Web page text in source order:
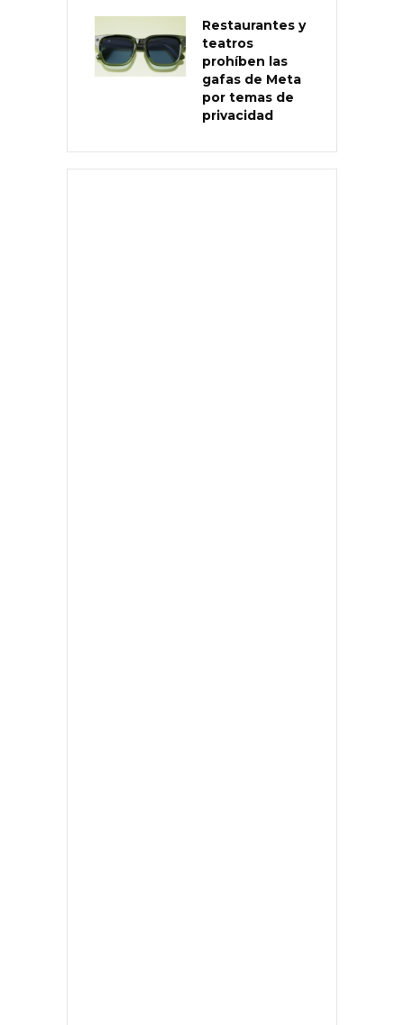
Restaurantes y
teatros
prohíben las
gafas de Meta
por temas de
privacidad